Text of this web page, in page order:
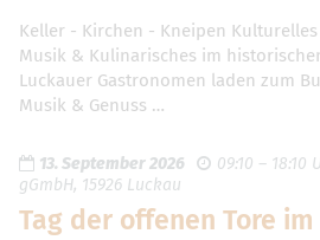
Keller - Kirchen - Kneipen
Musik & Kulinarisches im
Luckauer Gastronomen laden zum
Musik & Genuss …
13. September 2026 09:10 – 18:10
gGmbH, 15926 Luckau
Tag der offenen Tore im